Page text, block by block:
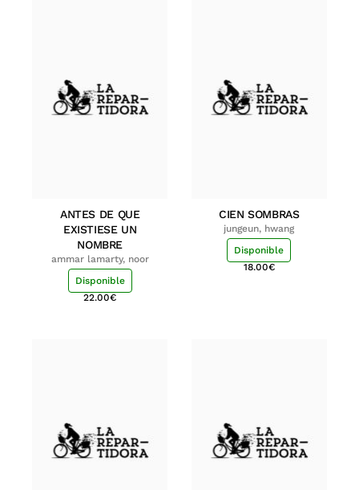
ANTES DE QUE
EXISTIESE UN
NOMBRE
ammar lamarty, noor
Disponible
22.00€
CIEN SOMBRAS
jungeun, hwang
Disponible
18.00€